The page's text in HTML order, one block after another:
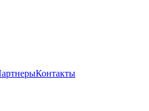
Контакты